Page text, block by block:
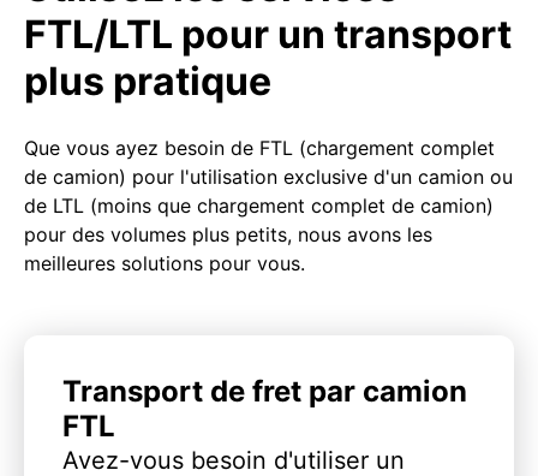
FTL/LTL pour un transport
plus pratique
Que vous ayez besoin de FTL (chargement complet
de camion) pour l'utilisation exclusive d'un camion ou
de LTL (moins que chargement complet de camion)
pour des volumes plus petits, nous avons les
meilleures solutions pour vous.
Transport de fret par camion
FTL
Avez-vous besoin d'utiliser un